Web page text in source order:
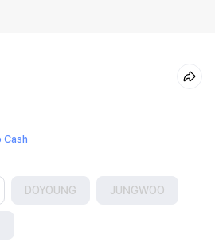
Cash
DOYOUNG JUNGWOO